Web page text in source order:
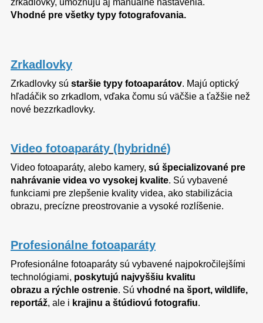
zrkadlovky, umožňujú aj manuálne nastavenia.
Vhodné pre všetky typy fotografovania.
Zrkadlovky
Zrkadlovky sú staršie typy fotoaparátov. Majú optický
hľadáčik so zrkadlom, vďaka čomu sú väčšie a ťažšie než
nové bezzrkadlovky.
Video fotoaparáty (hybridné)
Video fotoaparáty, alebo kamery, sú špecializované pre
nahrávanie videa vo vysokej kvalite. Sú vybavené
funkciami pre zlepšenie kvality videa, ako stabilizácia
obrazu, precízne preostrovanie a vysoké rozlíšenie.
Profesionálne fotoaparáty
Profesionálne fotoaparáty sú vybavené najpokročilejšími
technológiami, poskytujú najvyššiu kvalitu
obrazu a rýchle ostrenie. Sú vhodné na šport, wildlife,
reportáž, ale i krajinu a štúdiovú fotografiu.